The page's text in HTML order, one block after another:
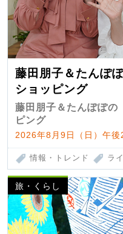
藤田朋子＆たんぽ
ショッピング
藤田朋子＆たんぽぽ
ピング
2026年8月9日（日）午
情報・トレンド ラ
旅・くらし